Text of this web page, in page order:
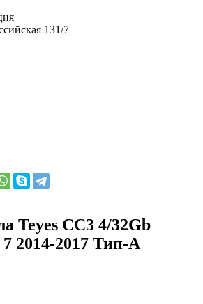
131/7
Teyes CC3 4/32Gb
2014-2017 Тип-A